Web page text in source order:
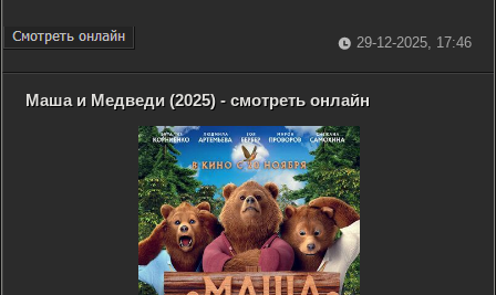
29-12-2025, 17:46
Маша и Медведи (2025) - смотреть онлайн